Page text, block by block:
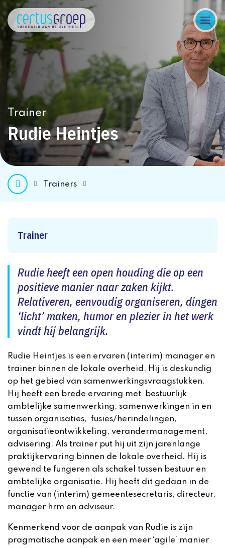
Trainer
Rudie Heintjes
Trainers
Trainer
Rudie heeft een open houding die op een
positieve manier naar zaken kijkt.
Relativeren, eenvoudig organiseren, dingen
‘licht’ maken, humor en plezier in het werk
vindt hij belangrijk.
Rudie Heintjes is een ervaren (interim) manager en
trainer binnen de lokale overheid. Hij is deskundig
op het gebied van samenwerkingsvraagstukken.
Hij heeft een brede ervaring met bestuurlijk
ambtelijke samenwerking, samenwerkingen in en
tussen organisaties, fusies/herindelingen,
organisatieontwikkeling, verandermanagement,
advisering. Als trainer put hij uit zijn jarenlange
praktijkervaring binnen de lokale overheid. Hij is
gewend te fungeren als schakel tussen bestuur en
ambtelijke organisatie. Hij heeft dit gedaan in de
functie van (interim) gemeentesecretaris, directeur,
manager hrm en adviseur.
Kenmerkend voor de aanpak van Rudie is zijn
pragmatische aanpak en een meer ‘agile’ manier